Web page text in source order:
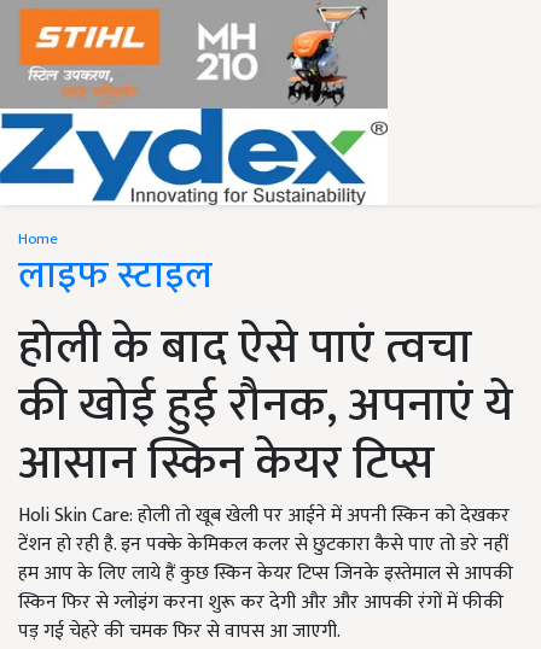
Home
लाइफ स्टाइल
होली के बाद ऐसे पाएं त्वचा
की खोई हुई रौनक, अपनाएं ये
आसान स्किन केयर टिप्स
Holi Skin Care: होली तो खूब खेली पर आईने में अपनी स्किन को देखकर
टेंशन हो रही है. इन पक्के केमिकल कलर से छुटकारा कैसे पाए तो डरे नहीं
हम आप के लिए लाये हैं कुछ स्किन केयर टिप्स जिनके इस्तेमाल से आपकी
स्किन फिर से ग्लोइंग करना शुरू कर देगी और और आपकी रंगों में फीकी
पड़ गई चेहरे की चमक फिर से वापस आ जाएगी.